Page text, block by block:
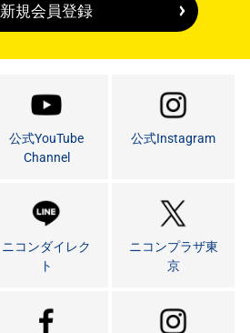
新規会員登録
公式YouTube
Channel
公式Instagram
ニコンダイレク
ト
ニコンプラザ東
京